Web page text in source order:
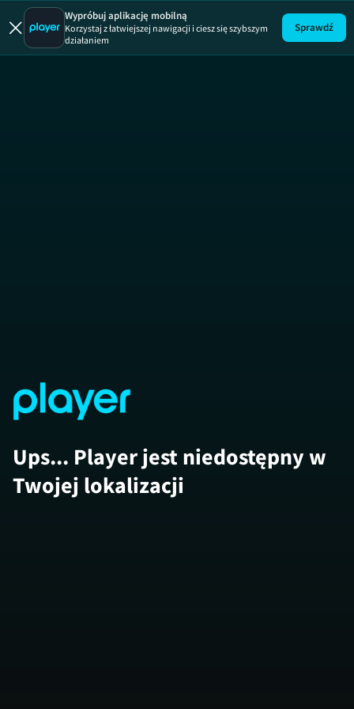
Wypróbuj aplikację mobilną
Korzystaj z łatwiejszej nawigacji i ciesz się szybszym
działaniem
Sprawdź
Ups... Player jest niedostępny w
Twojej lokalizacji